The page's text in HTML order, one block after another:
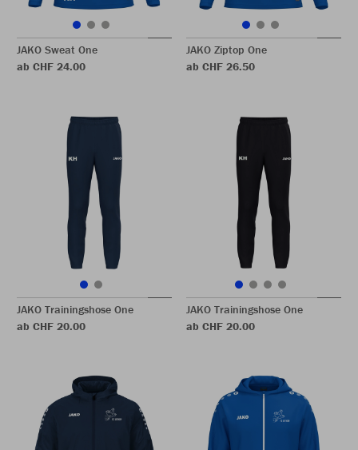
JAKO Sweat One
ab CHF 24.00
JAKO Ziptop One
ab CHF 26.50
JAKO Trainingshose One
ab CHF 20.00
JAKO Trainingshose One
ab CHF 20.00